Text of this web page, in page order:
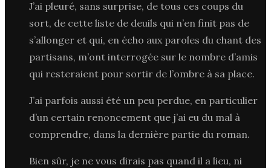
J’ai pleuré, sans surprise, de tous ces coups du
sort, de cette liste de deuils qui n’en finit pas de
s’allonger et qui, en écho aux paroles du chant des
partisans, m’ont interrogée sur le nombre d’amis
qui resteraient pour sortir de l’ombre à sa place.
J’ai parfois aussi été un peu perdue, en particulier
d’un certain renoncement que j’ai eu du mal à
comprendre, dans la dernière partie du roman.
Bien sûr, je ne vous dirais pas quand il a lieu, ni